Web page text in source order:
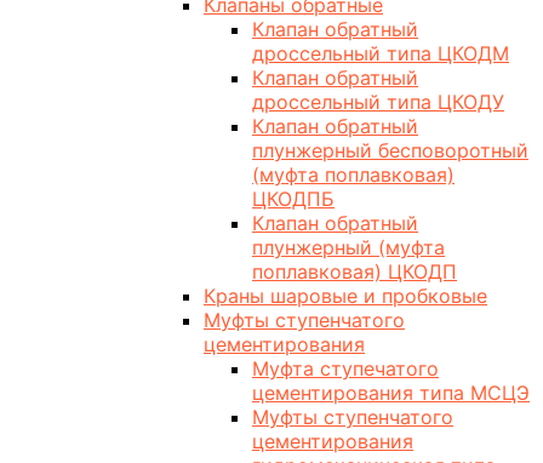
Клапаны обратные
Клапан обратный
дроссельный типа ЦКОДМ
Клапан обратный
дроссельный типа ЦКОДУ
Клапан обратный
плунжерный бесповоротный
(муфта поплавковая)
ЦКОДПБ
Клапан обратный
плунжерный (муфта
поплавковая) ЦКОДП
Краны шаровые и пробковые
Муфты ступенчатого
цементирования
Муфта ступечатого
цементирования типа МСЦЭ
Муфты ступенчатого
цементирования